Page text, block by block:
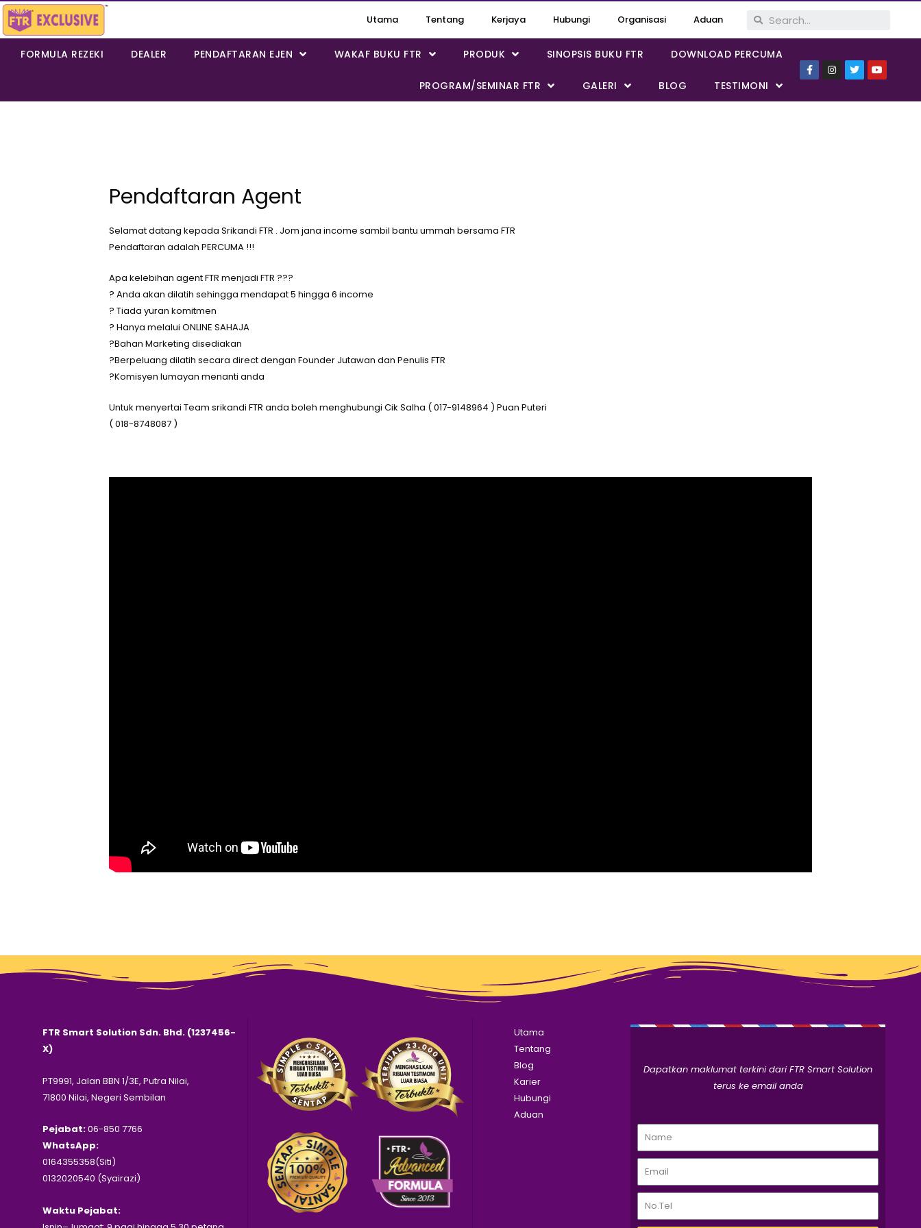
Utama Tentang Kerjaya Hubungi Organisasi Aduan
FORMULA REZEKI DEALER PENDAFTARAN EJEN WAKAF BUKU FTR PRODUK SINOPSIS BUKU FTR DOWNLOAD PERCUMA
PROGRAM/SEMINAR FTR GALERI BLOG TESTIMONI
Pendaftaran Agent
Selamat datang kepada Srikandi FTR . Jom jana income sambil bantu ummah bersama FTR
Pendaftaran adalah PERCUMA !!!
Apa kelebihan agent FTR menjadi FTR ???
? Anda akan dilatih sehingga mendapat 5 hingga 6 income
? Tiada yuran komitmen
? Hanya melalui ONLINE SAHAJA
?Bahan Marketing disediakan
?Berpeluang dilatih secara direct dengan Founder Jutawan dan Penulis FTR
?Komisyen lumayan menanti anda
Untuk menyertai Team srikandi FTR anda boleh menghubungi Cik Salha ( 017-9148964 ) Puan Puteri
( 018-8748087 )
FTR Smart Solution Sdn. Bhd. (1237456-
X)
PT9991, Jalan BBN 1/3E, Putra Nilai,
71800 Nilai, Negeri Sembilan
Pejabat:06-850 7766
WhatsApp:
0164355358(Siti)
0132020540 (Syairazi)
Waktu Pejabat:
Utama
Tentang
Blog
Karier
Hubungi
Aduan
Dapatkan maklumat terkini dari FTR Smart Solution
terus ke email anda